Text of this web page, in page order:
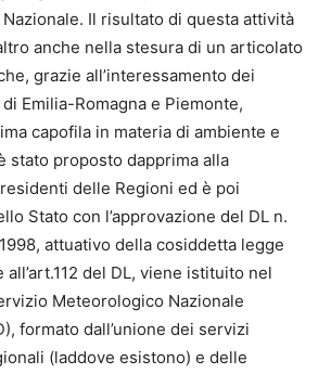
Il risultato di questa attività
anche nella stesura di un articolato
grazie all’interessamento dei
Emilia-Romagna e Piemonte,
capofila in materia di ambiente e
stato proposto dapprima alla
delle Regioni ed è poi
Stato con l’approvazione del DL n.
attuativo della cosiddetta legge
all’art.112 del DL, viene istituito nel
Meteorologico Nazionale
formato dall’unione dei servizi
(laddove esistono) e delle